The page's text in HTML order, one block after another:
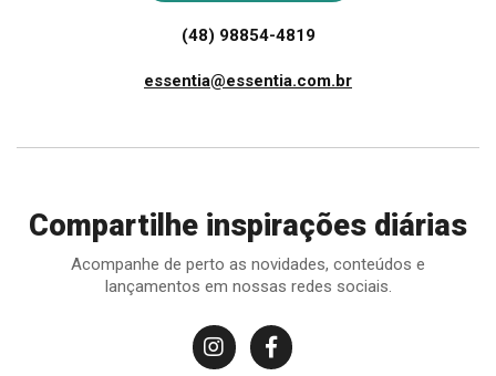
(48) 98854-4819
essentia@essentia.com.br
Compartilhe inspirações diárias
Acompanhe de perto as novidades, conteúdos e
lançamentos em nossas redes sociais.